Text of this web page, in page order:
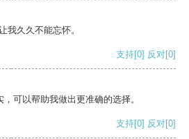
我久久不能忘怀。
支持[0] 反对[0]
可以帮助我做出更准确的选择。
支持[0] 反对[0]